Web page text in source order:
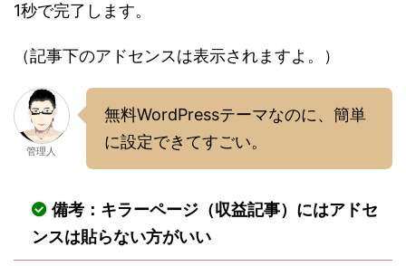
1秒で完了します。
（記事下のアドセンスは表示されますよ。）
管理人
無料WordPressテーマなのに、簡単
に設定できてすごい。
備考：キラーページ（収益記事）にはアドセ
ンスは貼らない方がいい